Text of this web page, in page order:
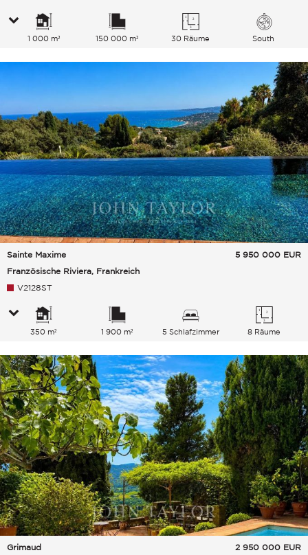
1 000 m² 150 000 m² 30 Räume South
Sainte Maxime
Französische Riviera, Frankreich
5 950 000 EUR
V2128ST
350 m² 1 900 m² 5 Schlafzimmer 8 Räume
Grimaud 2 950 000 EUR